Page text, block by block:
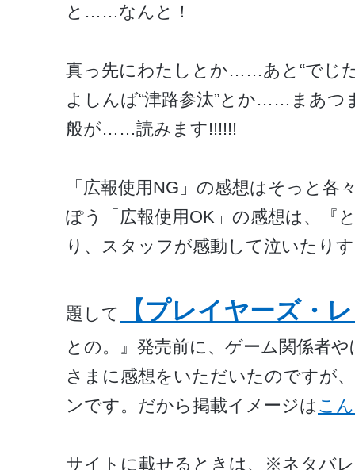
と……なんと！
真っ先にわたしとか……あと“でじ
よしんば“津路参汰”とか……まあつ
般が……読みます!!!!!!
「広報使用NG」の感想はそっと
ぽう「広報使用OK」の感想は、『
り、スタッフが感動して泣いたり
題して 【プレイヤーズ・
との。』発売前に、ゲーム関係者
さまに感想をいただいたのですが
ンです。だから掲載イメージは こ
サイトに載せるときは、※ネタバ